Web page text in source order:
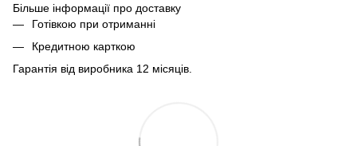
Більше інформації про доставку
Готівкою при отриманні
Кредитною карткою
Гарантія від виробника 12 місяців.